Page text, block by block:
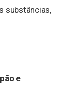
substâncias,
e